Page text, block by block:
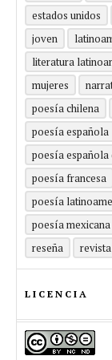
estados unidos
joven
literatura
mujeres
poesía chilena
poesía española
poesía
poesía francesa
poesía
poesía
reseña
revista
LICENCIA